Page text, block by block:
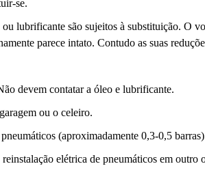
se.
lubrificante são sujeitos à substituição. O
parece intato. Contudo as suas
devem contatar a óleo e lubrificante.
ou o celeiro.
(aproximadamente 0,3-0,5
elétrica de pneumáticos em outro